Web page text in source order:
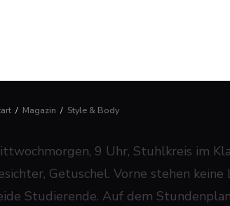
/ Magazin / Style & Body
9 Uhr, Stuhlkreis im
Getuschel. Vorne stehen
Studierende. Auf dem